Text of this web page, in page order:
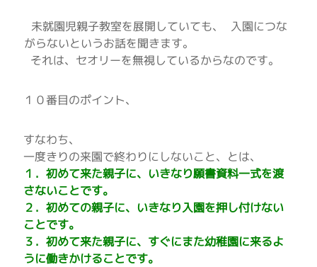
未就園児親子教室を展開していても、 入園につな
がらないというお話を聞きます。
それは、セオリーを無視しているからなのです。
１０番目のポイント、
すなわち、
一度きりの来園で終わりにしないこと、とは、
１．初めて来た親子に、いきなり願書資料一式を渡
さないことです。
２．初めての親子に、いきなり入園を押し付けない
ことです。
３．初めて来た親子に、すぐにまた幼稚園に来るよ
うに働きかけることです。